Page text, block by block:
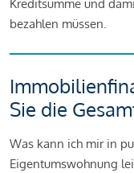
Kreditsumme und
bezahlen müssen.
Sie die
Was kann ich mir in
Eigentumswohnung